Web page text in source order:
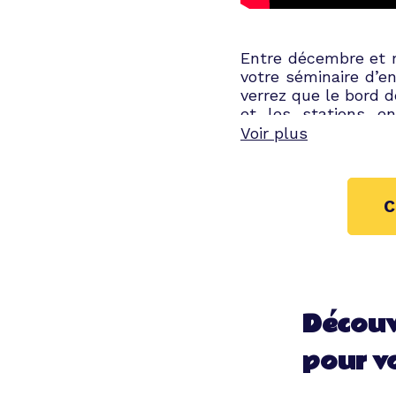
Entre décembre et
votre séminaire
verrez que le bord
et les stations
collègues et clients
bienveillant, à
Voir plus
pour